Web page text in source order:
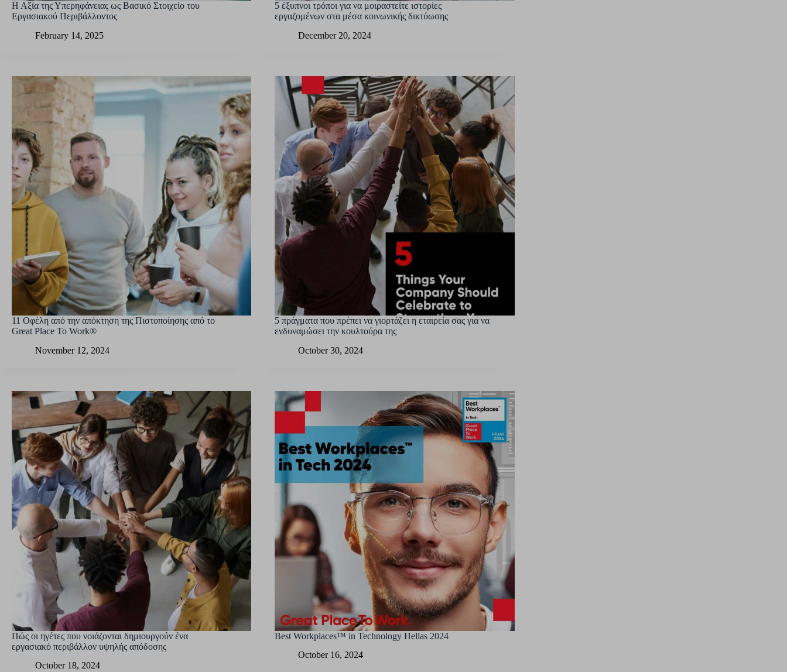
Η Αξία της Υπερηφάνειας ως Βασικό Στοιχείο του
Εργασιακού Περιβάλλοντος
February 14, 2025
5 έξυπνοι τρόποι για να μοιραστείτε ιστορίες
εργαζομένων στα μέσα κοινωνικής δικτύωσης
December 20, 2024
11 Οφέλη από την απόκτηση της Πιστοποίησης από το
Great Place To Work®
November 12, 2024
5 πράγματα που πρέπει να γιορτάζει η εταιρεία σας για να
ενδυναμώσει την κουλτούρα της
October 30, 2024
Πώς οι ηγέτες που νοιάζονται δημιουργούν ένα
εργασιακό περιβάλλον υψηλής απόδοσης
October 18, 2024
Best Workplaces™ in Technology Hellas 2024
October 16, 2024